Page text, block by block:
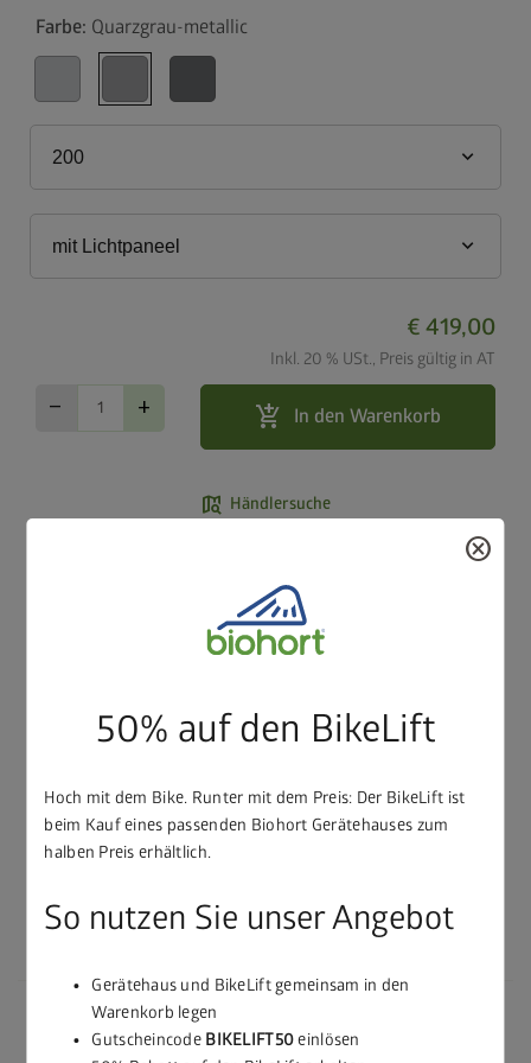
Farbe: Quarzgrau-metallic
200 keyboard_arrow_down
mit Lichtpaneel keyboard_arrow_down
€ 419,00
Inkl. 20 % USt., Preis gültig in AT
remove add add_shopping_cart In den Warenkorb
map_search Händlersuche
innerhalb von 10 Werktagen
sondern auch als Windschutz. Nicht kombinierbar mit
⚠️HINWEIS: An windexponierten Stellen ist das Produkt
stark kippgefährdet, daher muss auf eine adäquate
Befestigungsmaterialien – unbedingt geachtet werden.
: Eine Nichtbefolgung kann zu Schäden am Produkt
cancel
50% auf den BikeLift
Hoch mit dem Bike. Runter mit dem Preis: Der BikeLift ist
beim Kauf eines passenden Biohort Gerätehauses zum
halben Preis erhältlich.
So nutzen Sie unser Angebot
Gerätehaus und BikeLift gemeinsam in den
Warenkorb legen
Gutscheincode BIKELIFT50einlösen